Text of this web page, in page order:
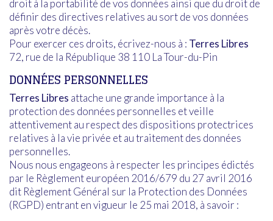
droit à la portabilité de vos données ainsi que du droit de
définir des directives relatives au sort de vos données
après votre décès.
Pour exercer ces droits, écrivez-nous à : Terres Libres
72, rue de la République 38 110 La Tour-du-Pin
DONNÉES PERSONNELLES
Terres Libres attache une grande importance à la
protection des données personnelles et veille
attentivement au respect des dispositions protectrices
relatives à la vie privée et au traitement des données
personnelles.
Nous nous engageons à respecter les principes édictés
par le Règlement européen 2016/679 du 27 avril 2016
dit Règlement Général sur la Protection des Données
(RGPD) entrant en vigueur le 25 mai 2018, à savoir :